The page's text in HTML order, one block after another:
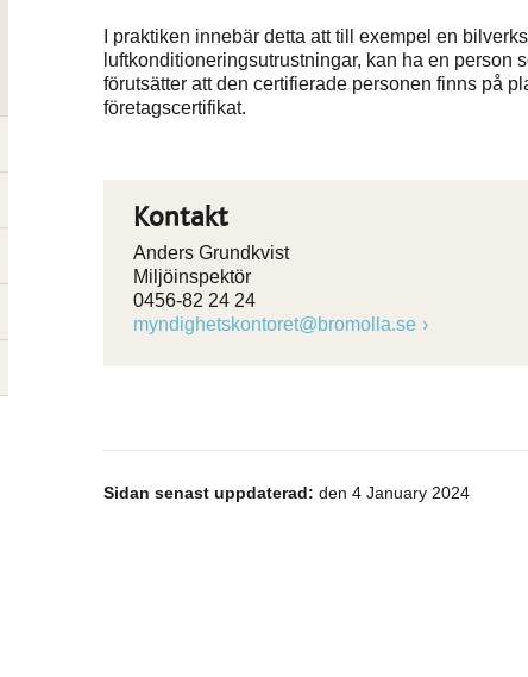
I praktiken innebär detta att till exempel en
luftkonditioneringsutrustningar, kan ha en
förutsätter att den certifierade personen finns på
företagscertifikat.
Kontakt
Anders Grundkvist
Miljöinspektör
0456-82 24 24
myndighetskontoret@bromolla.se
Sidan senast uppdaterad: den 4 January 2024